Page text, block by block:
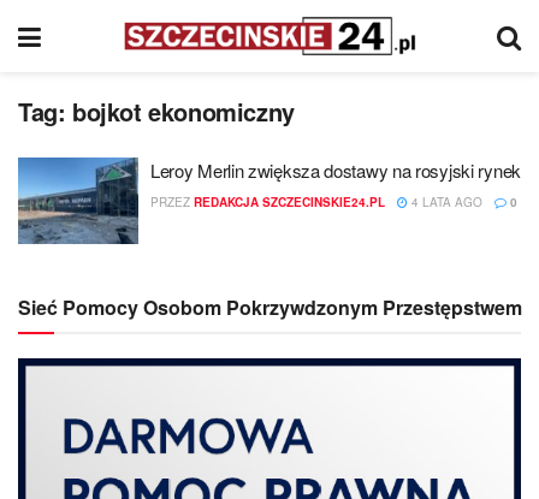
Tag: bojkot ekonomiczny
Leroy Merlin zwiększa dostawy na rosyjski rynek
PRZEZ REDAKCJA SZCZECINSKIE24.PL 4 LATA AGO 0
Sieć Pomocy Osobom Pokrzywdzonym Przestępstwem